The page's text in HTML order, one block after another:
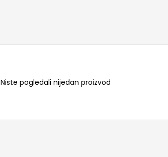
Niste pogledali nijedan proizvod